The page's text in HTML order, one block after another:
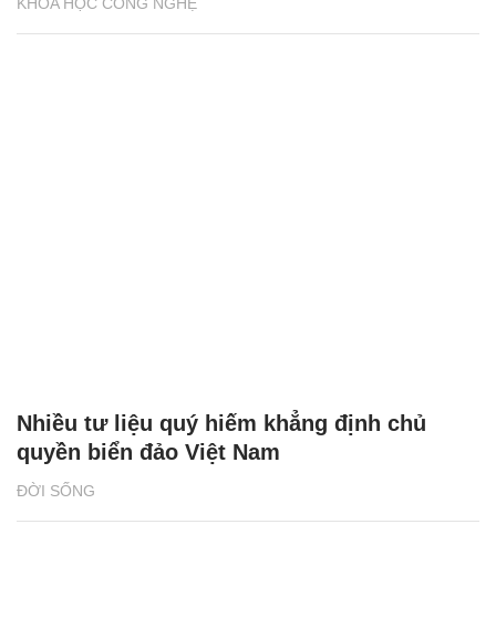
ĐỜI SỐNG
Nhiều tư liệu quý hiếm khẳng định chủ
quyền biển đảo Việt Nam